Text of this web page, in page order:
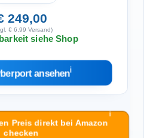
249,00
€ 6,99 Versand)
siehe Shop
ansehenℹ︎
Preis direkt bei Amazon
checken
ℹ︎